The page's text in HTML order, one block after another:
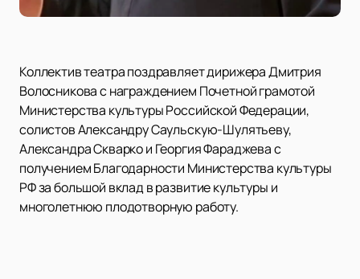
Коллектив театра поздравляет дирижера Дмитрия
Волосникова с награждением Почетной грамотой
Министерства культуры Российской Федерации,
солистов Александру Саульскую-Шулятьеву,
Александра Скварко и Георгия Фараджева с
получением Благодарности Министерства культуры
РФ за большой вклад в развитие культуры и
многолетнюю плодотворную работу.